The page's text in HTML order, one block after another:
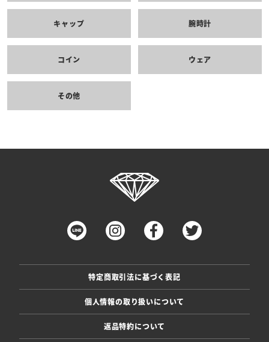
キャップ 腕時計
コイン ウェア
その他
特定商取引法に基づく表記
個人情報の取り扱いについて
返品特約について